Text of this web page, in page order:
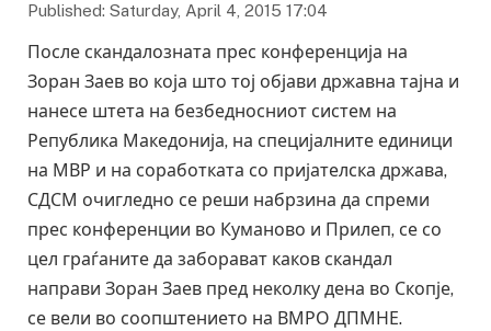
Published: Saturday, April 4, 2015 17:04
После скандалозната прес конференција на
Зоран Заев во која што тој објави државна тајна и
нанесе штета на безбедносниот систем на
Република Македонија, на специјалните единици
на МВР и на соработката со пријателска држава,
СДСМ очигледно се реши набрзина да спреми
прес конференции во Куманово и Прилеп, се со
цел граѓаните да заборават каков скандал
направи Зоран Заев пред неколку дена во Скопје,
се вели во соопштението на ВМРО ДПМНЕ.